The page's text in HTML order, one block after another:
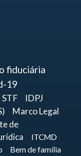
fiduciária
19
STF
IDPJ
Marco Legal
de
ITCMD
Bem de família